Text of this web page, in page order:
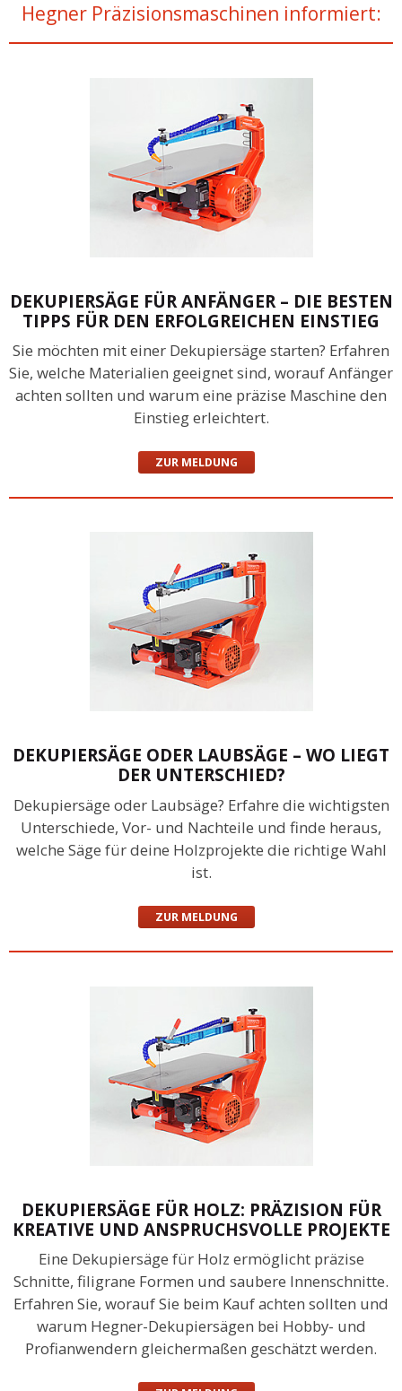
Hegner Präzisionsmaschinen informiert:
DEKUPIERSÄGE FÜR ANFÄNGER – DIE BESTEN
TIPPS FÜR DEN ERFOLGREICHEN EINSTIEG
Sie möchten mit einer Dekupiersäge starten? Erfahren
Sie, welche Materialien geeignet sind, worauf Anfänger
achten sollten und warum eine präzise Maschine den
Einstieg erleichtert.
ZUR MELDUNG
DEKUPIERSÄGE ODER LAUBSÄGE – WO LIEGT
DER UNTERSCHIED?
Dekupiersäge oder Laubsäge? Erfahre die wichtigsten
Unterschiede, Vor- und Nachteile und finde heraus,
welche Säge für deine Holzprojekte die richtige Wahl
ist.
ZUR MELDUNG
DEKUPIERSÄGE FÜR HOLZ: PRÄZISION FÜR
KREATIVE UND ANSPRUCHSVOLLE PROJEKTE
Eine Dekupiersäge für Holz ermöglicht präzise
Schnitte, filigrane Formen und saubere Innenschnitte.
Erfahren Sie, worauf Sie beim Kauf achten sollten und
warum Hegner-Dekupiersägen bei Hobby- und
Profianwendern gleichermaßen geschätzt werden.